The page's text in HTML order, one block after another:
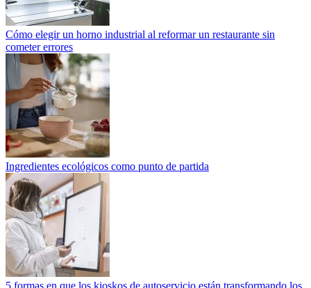
Cómo elegir un horno industrial al reformar un restaurante sin
cometer errores
Ingredientes ecológicos como punto de partida